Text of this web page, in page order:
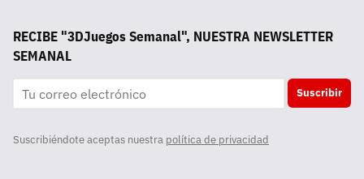
RECIBE "3DJuegos Semanal", NUESTRA NEWSLETTER
SEMANAL
Suscribir
Suscribiéndote aceptas nuestra política de privacidad